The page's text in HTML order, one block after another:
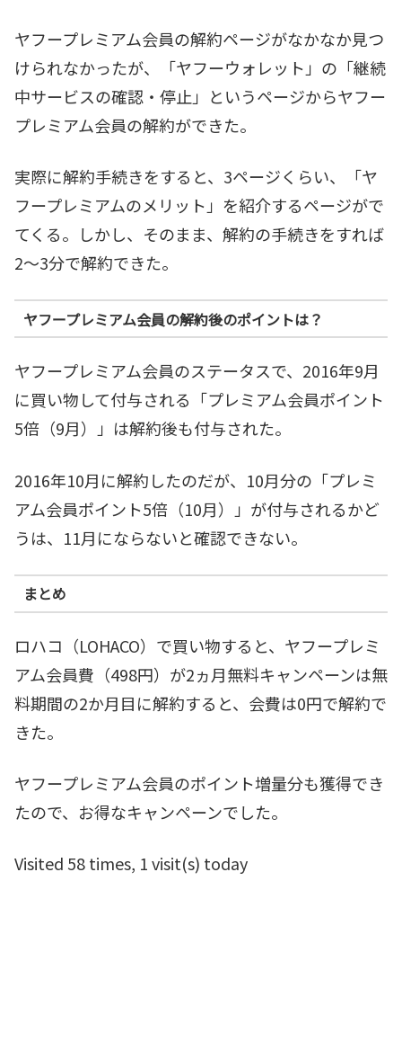
ヤフープレミアム会員の解約ページがなかなか見つ
けられなかったが、「ヤフーウォレット」の「継続
中サービスの確認・停止」というページからヤフー
プレミアム会員の解約ができた。
実際に解約手続きをすると、3ページくらい、「ヤ
フープレミアムのメリット」を紹介するページがで
てくる。しかし、そのまま、解約の手続きをすれば
2～3分で解約できた。
ヤフープレミアム会員の解約後のポイントは？
ヤフープレミアム会員のステータスで、2016年9月
に買い物して付与される「プレミアム会員ポイント
5倍（9月）」は解約後も付与された。
2016年10月に解約したのだが、10月分の「プレミ
アム会員ポイント5倍（10月）」が付与されるかど
うは、11月にならないと確認できない。
まとめ
ロハコ（LOHACO）で買い物すると、ヤフープレミ
アム会員費（498円）が2ヵ月無料キャンペーンは無
料期間の2か月目に解約すると、会費は0円で解約で
きた。
ヤフープレミアム会員のポイント増量分も獲得でき
たので、お得なキャンペーンでした。
Visited 58 times, 1 visit(s) today